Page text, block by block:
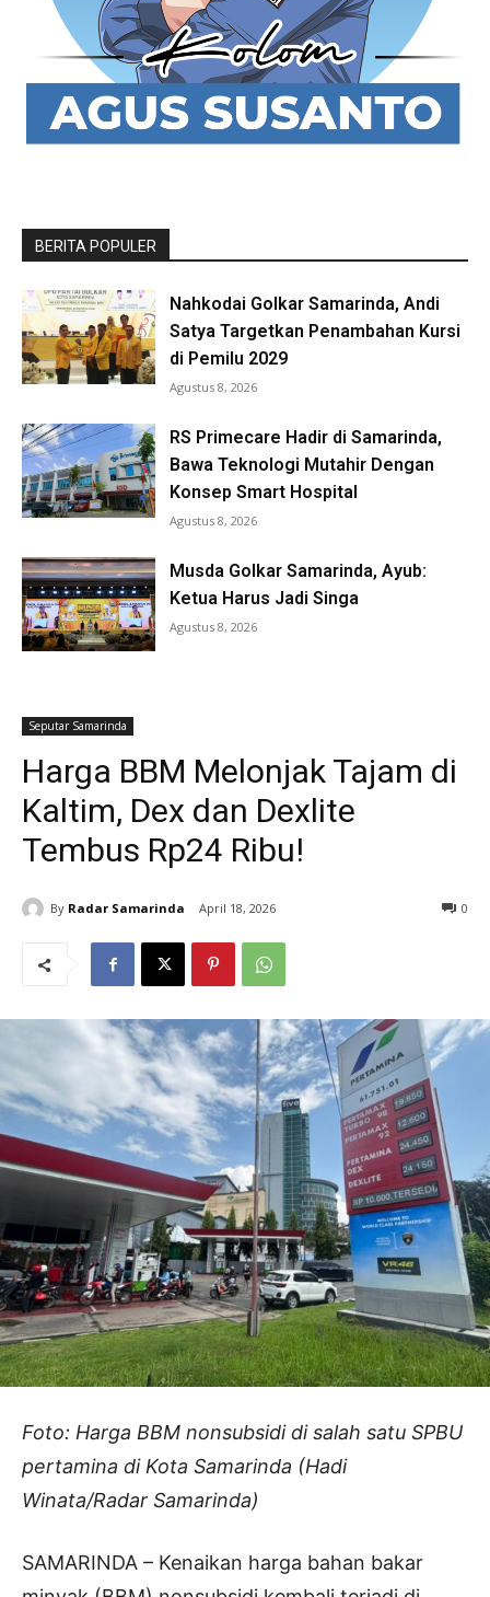
BERITA POPULER
Nahkodai Golkar Samarinda, Andi
Satya Targetkan Penambahan Kursi
di Pemilu 2029
Agustus 8, 2026
RS Primecare Hadir di Samarinda,
Bawa Teknologi Mutahir Dengan
Konsep Smart Hospital
Agustus 8, 2026
Musda Golkar Samarinda, Ayub:
Ketua Harus Jadi Singa
Agustus 8, 2026